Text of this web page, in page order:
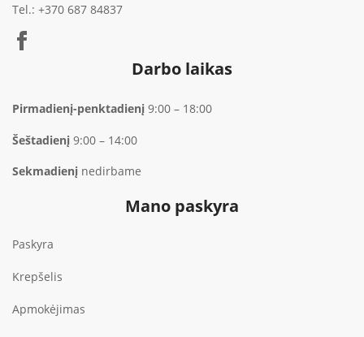
Tel.: +370 687 84837
Darbo laikas
Pirmadienį-penktadienį 9:00 – 18:00
Šeštadienį 9:00 – 14:00
Sekmadienį nedirbame
Mano paskyra
Paskyra
Krepšelis
Apmokėjimas